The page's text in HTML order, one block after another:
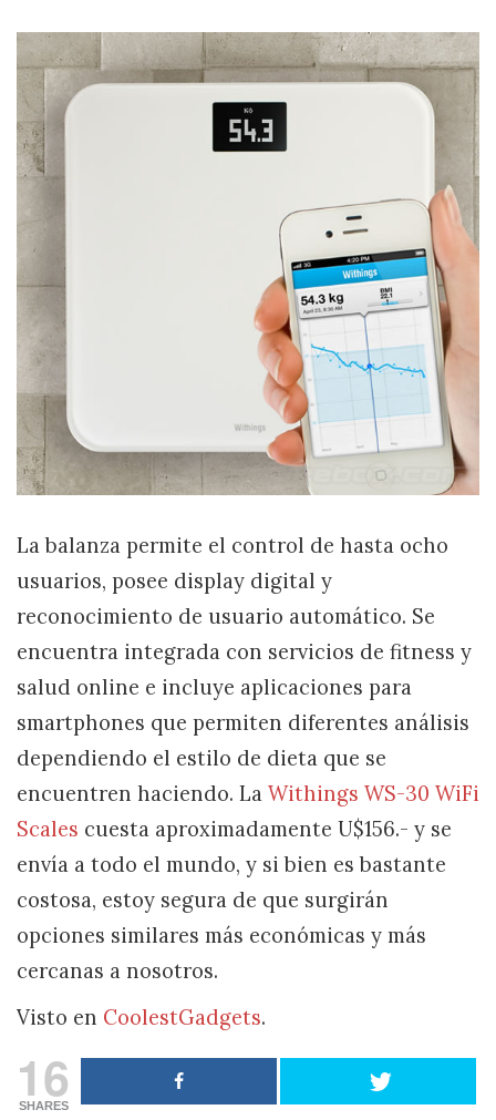
La balanza permite el control de hasta ocho
usuarios, posee display digital y
reconocimiento de usuario automático. Se
encuentra integrada con servicios de fitness y
salud online e incluye aplicaciones para
smartphones que permiten diferentes análisis
dependiendo el estilo de dieta que se
encuentren haciendo. La Withings WS-30 WiFi
Scales cuesta aproximadamente U$156.- y se
envía a todo el mundo, y si bien es bastante
costosa, estoy segura de que surgirán
opciones similares más económicas y más
cercanas a nosotros.
Visto en CoolestGadgets.
16
SHARES